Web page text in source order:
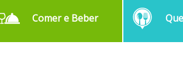
Comer e Beber